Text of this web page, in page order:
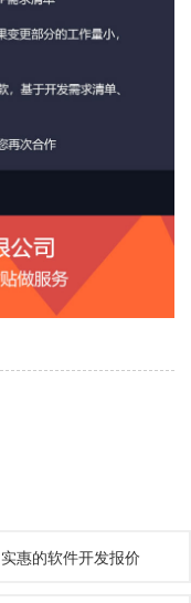
实惠的软件开发报价